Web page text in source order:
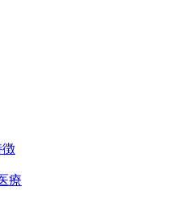
徴
療